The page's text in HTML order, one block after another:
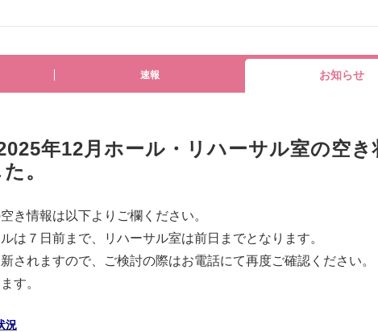
速報 お知らせ
年12月ホール・リハーサル室の空き
。
き情報は以下よりご欄ください。
は７日前まで、リハーサル室は前日までとなります。
されますので、ご検討の際はお電話にて再度ご確認ください。
す。
況